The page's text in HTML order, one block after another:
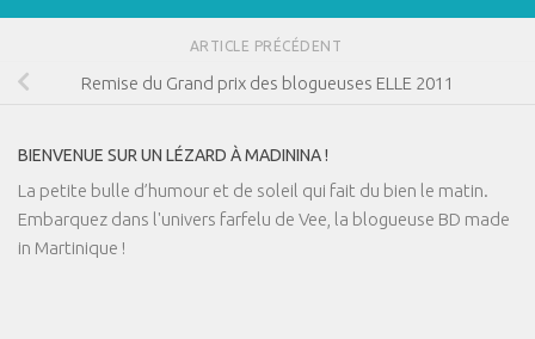
ARTICLE PRÉCÉDENT
Remise du Grand prix des blogueuses ELLE 2011
BIENVENUE SUR UN LÉZARD À MADININA !
La petite bulle d’humour et de soleil qui fait du bien le matin.
Embarquez dans l'univers farfelu de Vee, la blogueuse BD made
in Martinique !